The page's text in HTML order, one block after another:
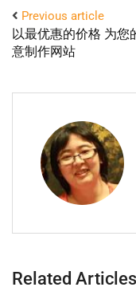
Previous article
以最优惠的价格 为您
意制作网站
Related Articles